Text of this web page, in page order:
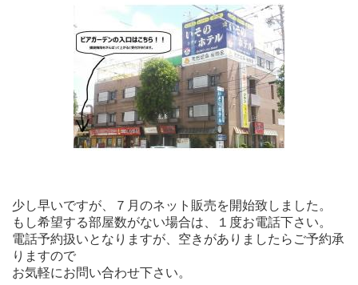
少し早いですが、７月のネット販売を開始致しました。
もし希望する部屋数がない場合は、１度お電話下さい。
電話予約扱いとなりますが、空きがありましたらご予約承
りますので
お気軽にお問い合わせ下さい。